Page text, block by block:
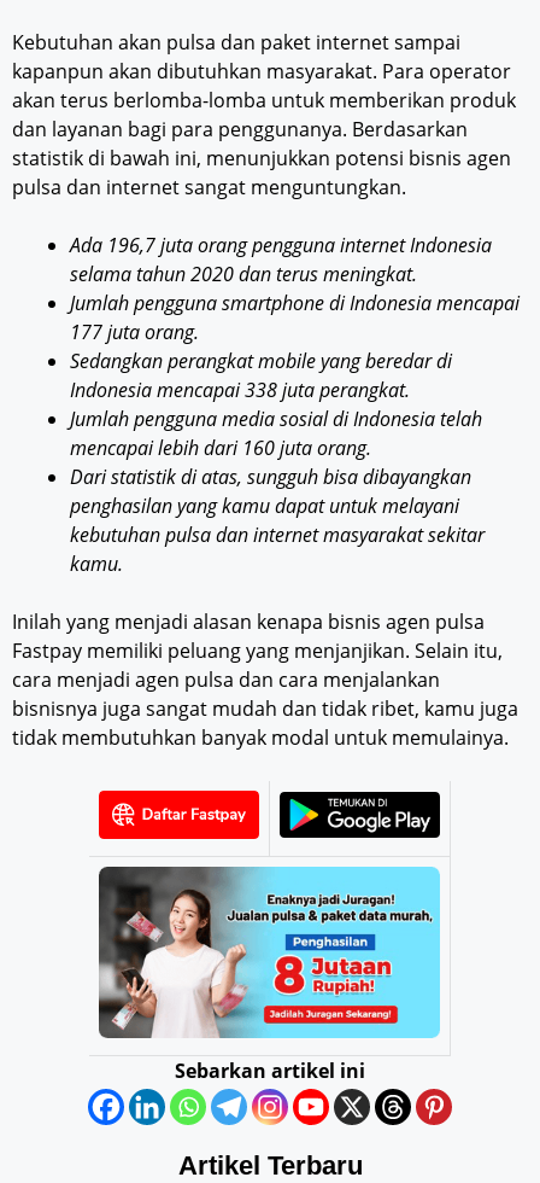
Kebutuhan akan pulsa dan paket internet sampai
kapanpun akan dibutuhkan masyarakat. Para operator
akan terus berlomba-lomba untuk memberikan produk
dan layanan bagi para penggunanya. Berdasarkan
statistik di bawah ini, menunjukkan potensi bisnis agen
pulsa dan internet sangat menguntungkan.
Ada 196,7 juta orang pengguna internet Indonesia
selama tahun 2020 dan terus meningkat.
Jumlah pengguna smartphone di Indonesia mencapai
177 juta orang.
Sedangkan perangkat mobile yang beredar di
Indonesia mencapai 338 juta perangkat.
Jumlah pengguna media sosial di Indonesia telah
mencapai lebih dari 160 juta orang.
Dari statistik di atas, sungguh bisa dibayangkan
penghasilan yang kamu dapat untuk melayani
kebutuhan pulsa dan internet masyarakat sekitar
kamu.
Inilah yang menjadi alasan kenapa bisnis agen pulsa
Fastpay memiliki peluang yang menjanjikan. Selain itu,
cara menjadi agen pulsa dan cara menjalankan
bisnisnya juga sangat mudah dan tidak ribet, kamu juga
tidak membutuhkan banyak modal untuk memulainya.
Sebarkan artikel ini
Artikel Terbaru